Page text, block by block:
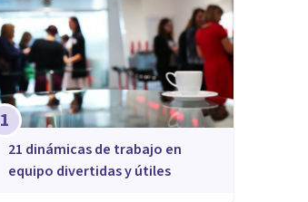
1
21 dinámicas de trabajo en
equipo divertidas y útiles